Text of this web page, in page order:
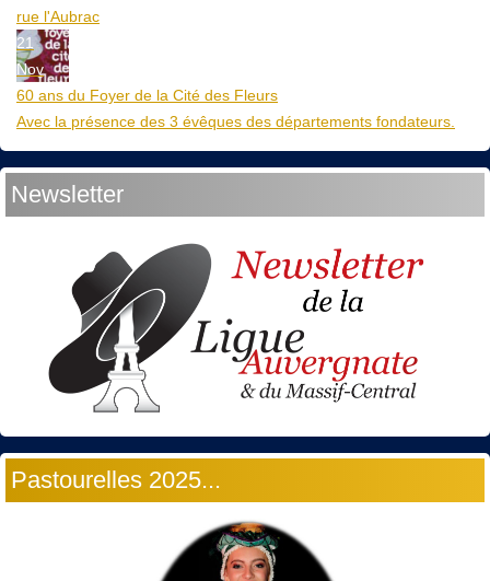
rue l'Aubrac
21
Nov
60 ans du Foyer de la Cité des Fleurs
Avec la présence des 3 évêques des départements fondateurs.
Newsletter
Pastourelles 2025...